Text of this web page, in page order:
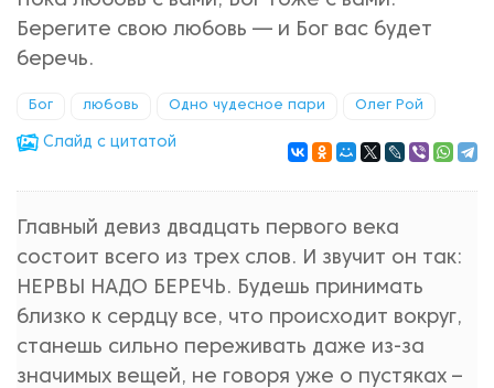
Берегите свою любовь — и Бог вас будет
беречь.
Бог любовь Одно чудесное пари Олег Рой
Cлайд с цитатой
Главный девиз двадцать первого века
состоит всего из трех слов. И звучит он так:
НЕРВЫ НАДО БЕРЕЧЬ. Будешь принимать
близко к сердцу все, что происходит вокруг,
станешь сильно переживать даже из-за
значимых вещей, не говоря уже о пустяках –